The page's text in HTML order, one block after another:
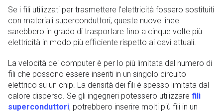
Se i fili utilizzati per trasmettere l’elettricità fossero sostituiti
con materiali superconduttori, queste nuove linee
sarebbero in grado di trasportare fino a cinque volte più
elettricità in modo più efficiente rispetto ai cavi attuali.
La velocità dei computer è per lo più limitata dal numero di
fili che possono essere inseriti in un singolo circuito
elettrico su un chip. La densità dei fili è spesso limitata dal
calore disperso. Se gli ingegneri potessero utilizzare fili
superconduttori, potrebbero inserire molti più fili in un